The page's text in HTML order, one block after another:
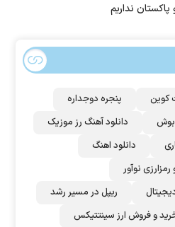
نداریم
کوین
پنجره دوجداره
بوش
دانلود آهنگ رز‌ موزیک
دانلود اهنگ
نوآور
ریپل در مسیر رشد
و فروش ارز سینتتیکس